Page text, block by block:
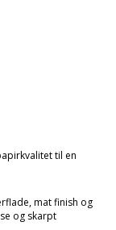
til en
mat finish og
og skarpt